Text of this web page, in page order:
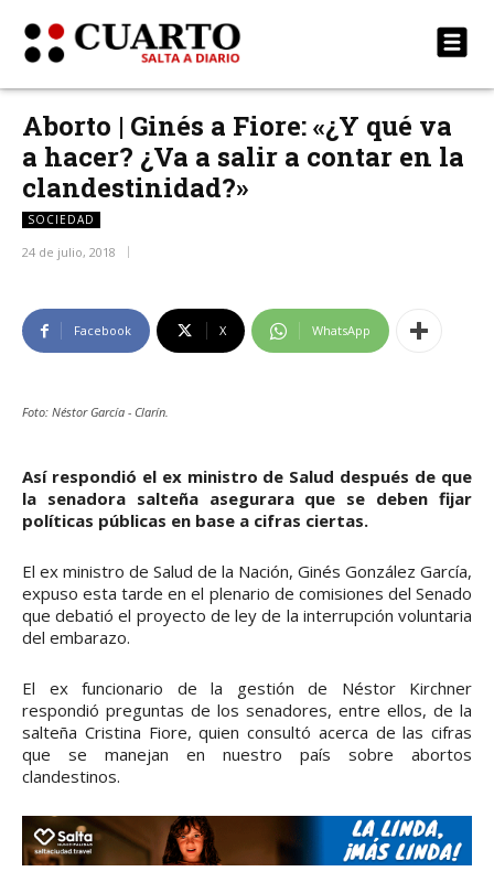
Aborto | Ginés a Fiore: «¿Y qué va
a hacer? ¿Va a salir a contar en la
clandestinidad?»
SOCIEDAD
24 de julio, 2018
Facebook X WhatsApp
Foto: Néstor García - Clarín.
Así respondió el ex ministro de Salud después de que
la senadora salteña asegurara que se deben fijar
políticas públicas en base a cifras ciertas.
El ex ministro de Salud de la Nación, Ginés González García,
expuso esta tarde en el plenario de comisiones del Senado
que debatió el proyecto de ley de la interrupción voluntaria
del embarazo.
El ex funcionario de la gestión de Néstor Kirchner
respondió preguntas de los senadores, entre ellos, de la
salteña Cristina Fiore, quien consultó acerca de las cifras
que se manejan en nuestro país sobre abortos
clandestinos.